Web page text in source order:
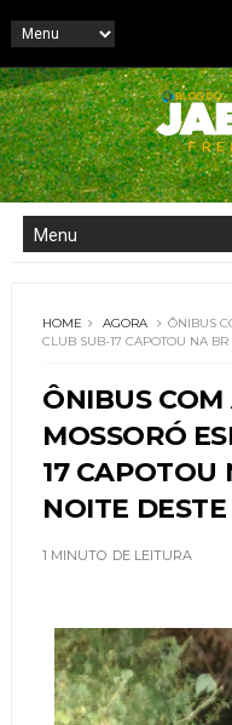
HOME AGORA
ÔNIBUS
CLUB SUB-17 CAPOTOU NA
ÔNIBUS
MOSSORÓ
17 CAPOTOU
NOITE
1 MINUTO DE LEITURA